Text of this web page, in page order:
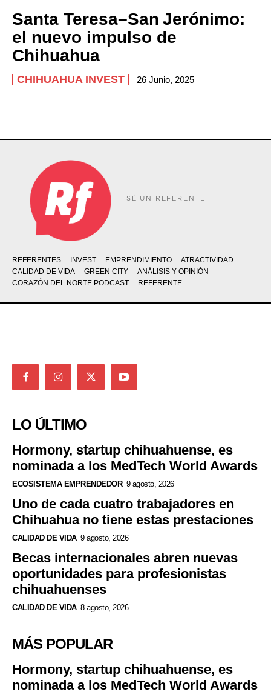
NEWSLETTER
Santa Teresa–San Jerónimo:
el nuevo impulso de
Chihuahua
CHIHUAHUA INVEST 26 Junio, 2025
SÉ UN REFERENTE
REFERENTES INVEST EMPRENDIMIENTO
ATRACTIVIDAD
CALIDAD DE VIDA
GREEN CITY
ANÁLISIS Y OPINIÓN
CORAZÓN DEL NORTE PODCAST
REFERENTE
LO ÚLTIMO
Hormony, startup chihuahuense, es
nominada a los MedTech World Awards
ECOSISTEMA EMPRENDEDOR 9 agosto, 2026
Uno de cada cuatro trabajadores en
Chihuahua no tiene estas prestaciones
CALIDAD DE VIDA 9 agosto, 2026
Becas internacionales abren nuevas
oportunidades para profesionistas
chihuahuenses
CALIDAD DE VIDA 8 agosto, 2026
MÁS POPULAR
Hormony, startup chihuahuense, es
nominada a los MedTech World Awards